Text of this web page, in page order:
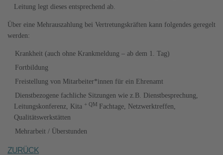
Leitung legt dieses entsprechend ab.
Über eine Mehrauszahlung bei Vertretungskräften kann folgendes geregelt
werden:
Krankheit (auch ohne Krankmeldung – ab dem 1. Tag)
Fortbildung
Freistellung von Mitarbeiter*innen für ein Ehrenamt
Dienstbezogene fachliche Sitzungen wie z.B. Dienstbesprechung,
Leitungskonferenz, Kita + QM
Fachtage, Netzwerktreffen,
Qualitätswerkstätten
Mehrarbeit / Überstunden
ZURÜCK